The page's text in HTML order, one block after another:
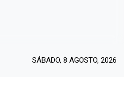
SÁBADO, 8 AGOSTO, 2026